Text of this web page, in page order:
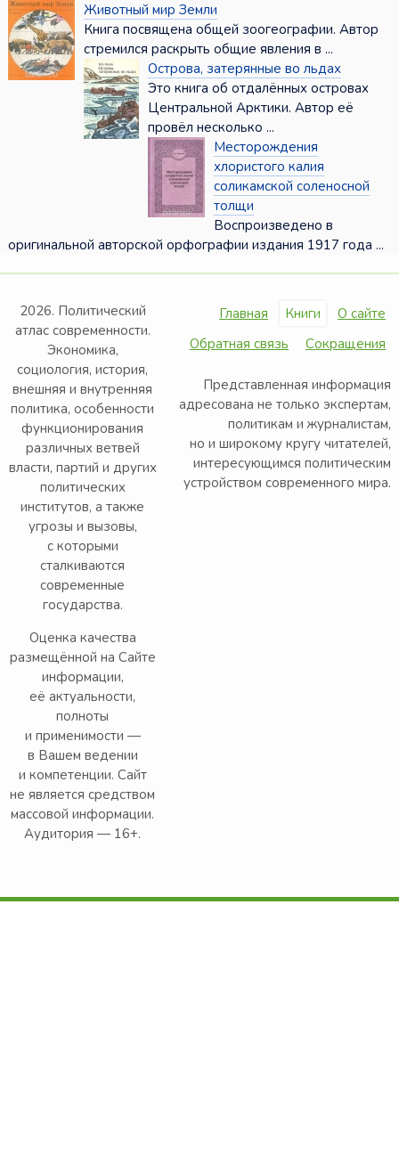
Животный мир Земли
Книга посвящена общей зоогеографии. Автор
стремился раскрыть общие явления в ...
Острова, затерянные во льдах
Это книга об отдалённых островах
Центральной Арктики. Автор её
провёл несколько ...
Месторождения
хлористого калия
соликамской соленосной
толщи
Воспроизведено в
оригинальной авторской орфографии издания 1917 года ...
2026. Политический
атлас современности.
Экономика,
социология, история,
внешняя и внутренняя
политика, особенности
функционирования
различных ветвей
власти, партий и других
политических
институтов, а также
угрозы и вызовы,
с которыми
сталкиваются
современные
государства.
Оценка качества
размещённой на Сайте
информации,
её актуальности,
полноты
и применимости —
в Вашем ведении
и компетенции. Сайт
не является средством
массовой информации.
Аудитория — 16+.
Главная Книги
О сайте
Обратная связь
Сокращения
Представленная информация
адресована не только экспертам,
политикам и журналистам,
но и широкому кругу читателей,
интересующимся политическим
устройством современного мира.